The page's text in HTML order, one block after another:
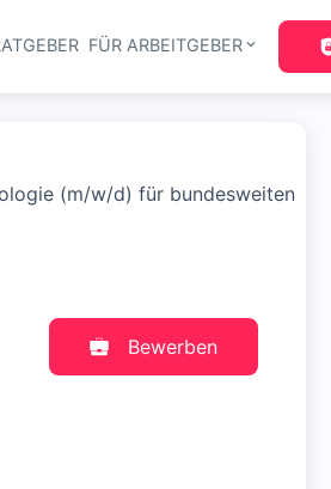
FÜR ARBEITGEBER
(m/w/d) für bundesweiten
Bewerben